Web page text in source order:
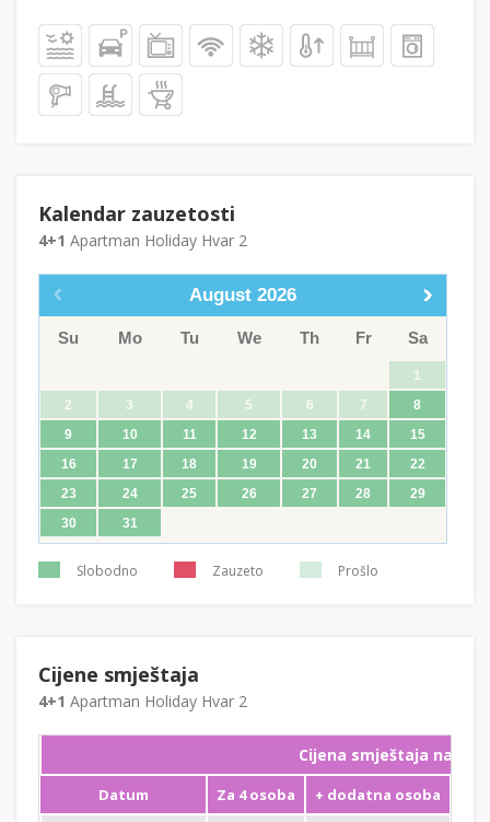
Kalendar zauzetosti
4+1 Apartman Holiday Hvar 2
August 2026
Su Mo Tu We Th Fr Sa
1
2
3 4 5 6 7
8
9
10 11 12 13 14
15
16
17 18 19 20 21
22
23
24 25 26 27 28
29
30
31
Slobodno Zauzeto Prošlo
Cijene smještaja
4+1 Apartman Holiday Hvar 2
Cijena smještaja na noć
Datum Za 4 osoba + dodatna osoba